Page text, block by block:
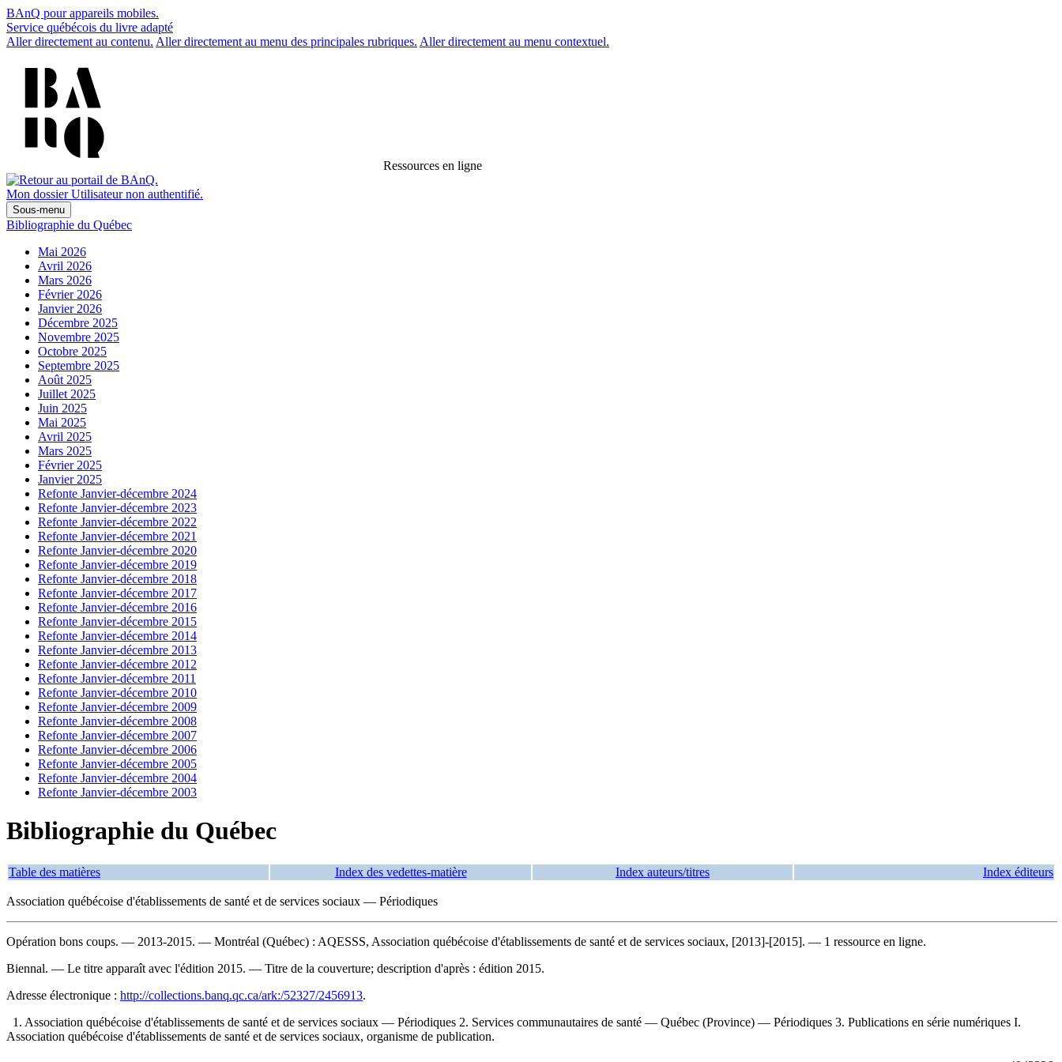
BAnQ pour appareils mobiles.
Service québécois du livre adapté
Aller directement au contenu. Aller directement au menu des principales rubriques. Aller directement au menu contextuel.
Ressources en ligne
Mon dossier Utilisateur non authentifié.
Sous-menu
Bibliographie du Québec
Mai 2026
Avril 2026
Mars 2026
Février 2026
Janvier 2026
Décembre 2025
Novembre 2025
Octobre 2025
Septembre 2025
Août 2025
Juillet 2025
Juin 2025
Mai 2025
Avril 2025
Mars 2025
Février 2025
Janvier 2025
Refonte Janvier-décembre 2024
Refonte Janvier-décembre 2023
Refonte Janvier-décembre 2022
Refonte Janvier-décembre 2021
Refonte Janvier-décembre 2020
Refonte Janvier-décembre 2019
Refonte Janvier-décembre 2018
Refonte Janvier-décembre 2017
Refonte Janvier-décembre 2016
Refonte Janvier-décembre 2015
Refonte Janvier-décembre 2014
Refonte Janvier-décembre 2013
Refonte Janvier-décembre 2012
Refonte Janvier-décembre 2011
Refonte Janvier-décembre 2010
Refonte Janvier-décembre 2009
Refonte Janvier-décembre 2008
Refonte Janvier-décembre 2007
Refonte Janvier-décembre 2006
Refonte Janvier-décembre 2005
Refonte Janvier-décembre 2004
Refonte Janvier-décembre 2003
Bibliographie du Québec
Table des matières Index des vedettes-matière Index auteurs/titres Index éditeurs
Association québécoise d'établissements de santé et de services sociaux — Périodiques
Opération bons coups. — 2013-2015. — Montréal (Québec) : AQESSS, Association québécoise d'établissements de santé et de services sociaux, [2013]-[2015]. — 1 ressource en ligne.
Biennal. — Le titre apparaît avec l'édition 2015. — Titre de la couverture; description d'après : édition 2015.
Adresse électronique : http://collections.banq.qc.ca/ark:/52327/2456913.
1. Association québécoise d'établissements de santé et de services sociaux — Périodiques 2. Services communautaires de santé — Québec (Province) — Périodiques 3. Publications en série numériques I.
Association québécoise d'établissements de santé et de services sociaux, organisme de publication.